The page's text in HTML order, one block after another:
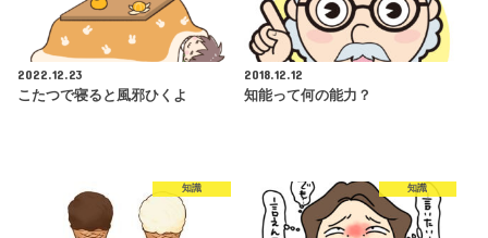
2022.12.23
こたつで寝ると風邪ひくよ
2018.12.12
知能って何の能力？
知識 知識